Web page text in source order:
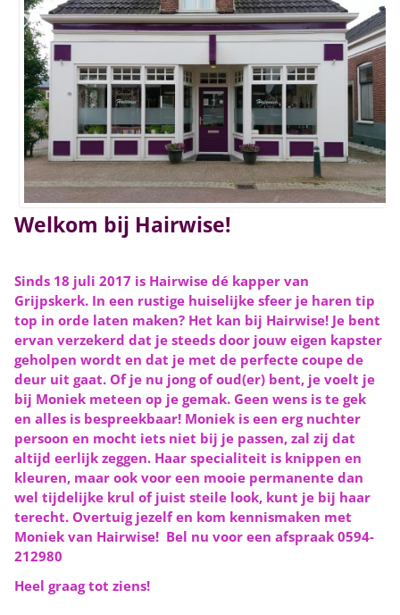
Welkom bij Hairwise!
Sinds 18 juli 2017 is Hairwise dé kapper van
Grijpskerk. In een rustige huiselijke sfeer je haren tip
top in orde laten maken? Het kan bij Hairwise! Je bent
ervan verzekerd dat je steeds door jouw eigen kapster
geholpen wordt en dat je met de perfecte coupe de
deur uit gaat. Of je nu jong of oud(er) bent, je voelt je
bij Moniek meteen op je gemak. Geen wens is te gek
en alles is bespreekbaar! Moniek is een erg nuchter
persoon en mocht iets niet bij je passen, zal zij dat
altijd eerlijk zeggen. Haar specialiteit is knippen en
kleuren, maar ook voor een mooie permanente dan
wel tijdelijke krul of juist steile look, kunt je bij haar
terecht. Overtuig jezelf en kom kennismaken met
Moniek van Hairwise! Bel nu voor een afspraak 0594-
212980
Heel graag tot ziens!